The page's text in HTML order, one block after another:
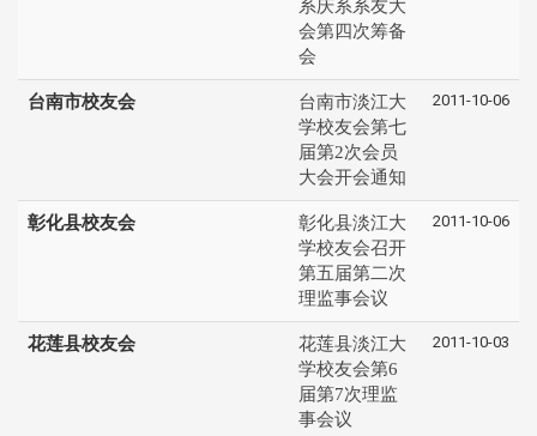
系庆系系友大
会第四次筹备
会
台南市校友会
台南市淡江大
学校友会第七
届第2次会员
大会开会通知
2011-10-06
彰化县校友会
彰化县淡江大
学校友会召开
第五届第二次
理监事会议
2011-10-06
花莲县校友会
花莲县淡江大
学校友会第6
届第7次理监
事会议
2011-10-03